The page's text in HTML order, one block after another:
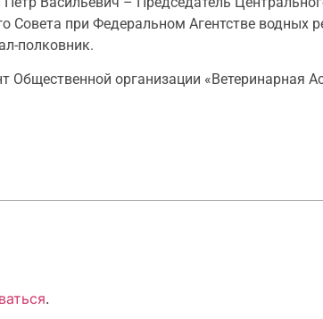
Совета при Федеральном Агентстве водных
полковник.
организации «Ветеринарная
.